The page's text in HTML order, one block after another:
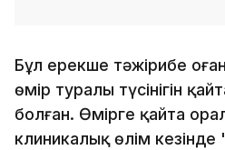
Бұл ерекше тәжірибе оған
өмір туралы түсінігін
болған. Өмірге қайта
клиникалық өлім